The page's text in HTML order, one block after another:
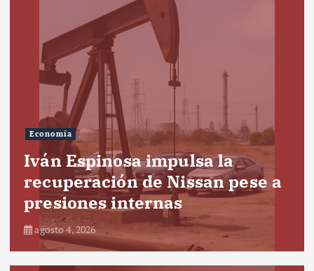
Economía
Iván Espinosa impulsa la
recuperación de Nissan pese a
presiones internas
agosto 4, 2026